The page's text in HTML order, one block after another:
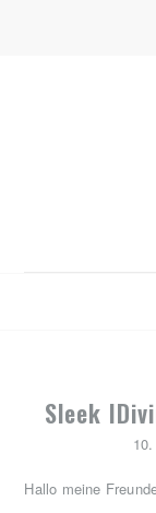
Sleek
Hallo meine